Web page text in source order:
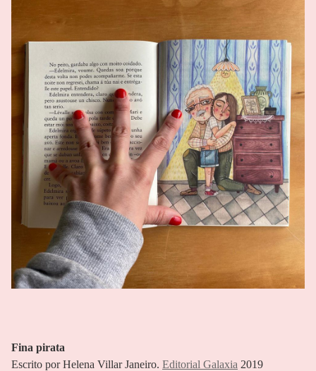
Fina pirata
Escrito por Helena Villar Janeiro. Editorial Galaxia 2019